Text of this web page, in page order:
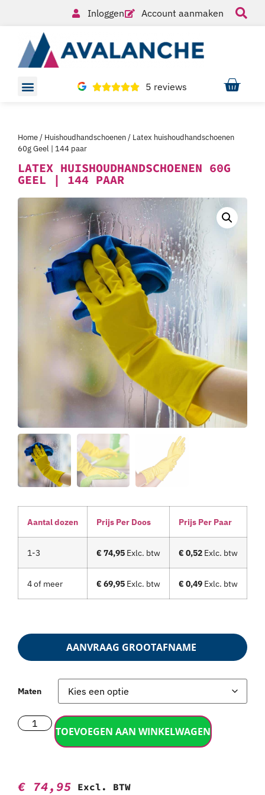
Inloggen Account aanmaken
5 reviews
Home/ Huishoudhandschoenen/ Latex huishoudhandschoenen
60g Geel | 144 paar
LATEX HUISHOUDHANDSCHOENEN 60G
GEEL | 144 PAAR
Aantal dozen Prijs Per Doos Prijs Per Paar
1-3 € 74,95 Exlc. btw € 0,52 Exlc. btw
4 of meer € 69,95 Exlc. btw € 0,49 Exlc. btw
AANVRAAG GROOTAFNAME
Maten
TOEVOEGEN AAN WINKELWAGEN
€ 74,95 Excl. BTW